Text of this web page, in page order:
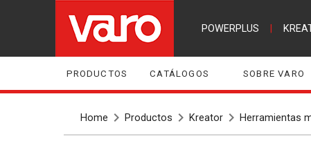
POWERPLUS
PRODUCTOS CATÁLOGOS SOBRE VARO
Home Productos Kreator Herramientas